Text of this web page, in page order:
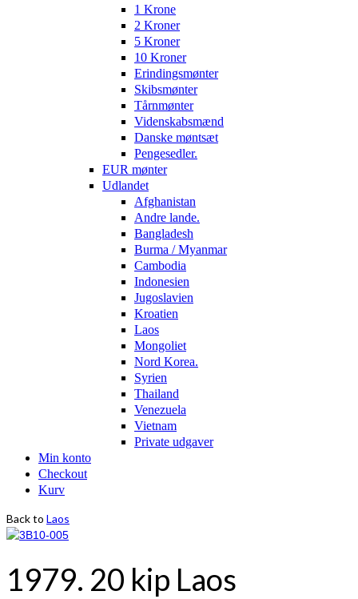
1 Krone
2 Kroner
5 Kroner
10 Kroner
Erindingsmønter
Skibsmønter
Tårnmønter
Videnskabsmænd
Danske møntsæt
Pengesedler.
EUR mønter
Udlandet
Afghanistan
Andre lande.
Bangladesh
Burma / Myanmar
Cambodia
Indonesien
Jugoslavien
Kroatien
Laos
Mongoliet
Nord Korea.
Syrien
Thailand
Venezuela
Vietnam
Private udgaver
Min konto
Checkout
Kurv
Back to Laos
1979. 20 kip Laos